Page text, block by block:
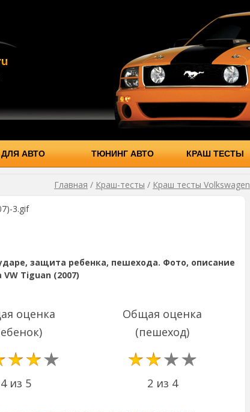
АВТО ТЮНИНГ АВТО КРАШ ТЕСТЫ
Главная / Краш-тесты / Краш тесты Volkswagen
3.gif
защита ребенка, пешехода. Фото, описание
Tiguan (2007)
оценка
4 из 5
Общая оценка
(пешеход)
2 из 4